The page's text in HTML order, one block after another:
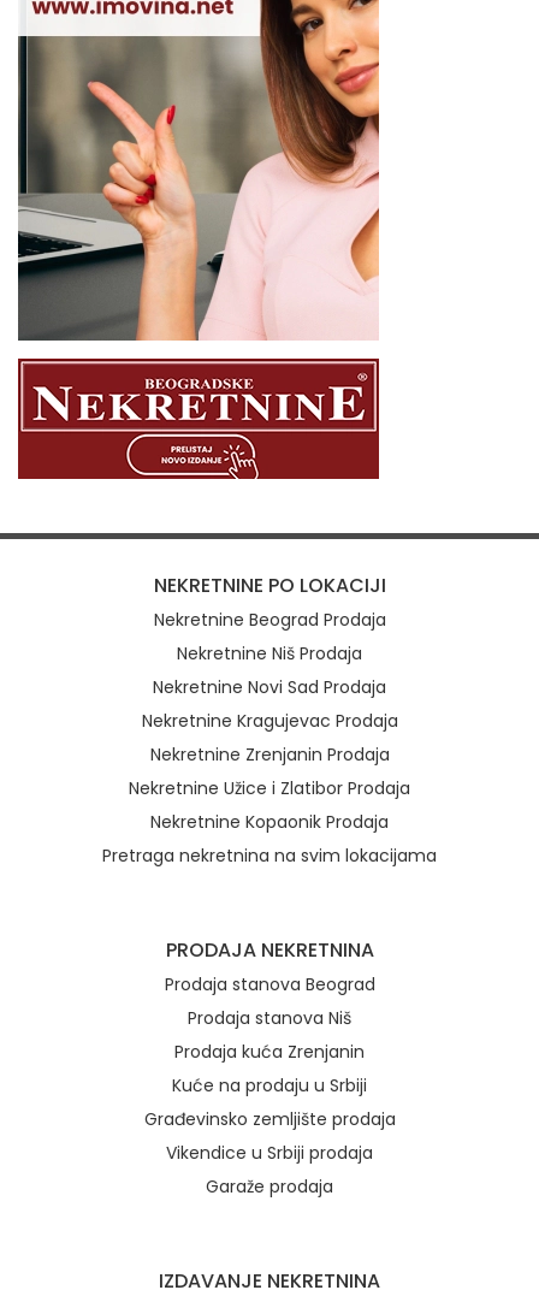
NEKRETNINE PO LOKACIJI
Nekretnine Beograd Prodaja
Nekretnine Niš Prodaja
Nekretnine Novi Sad Prodaja
Nekretnine Kragujevac Prodaja
Nekretnine Zrenjanin Prodaja
Nekretnine Užice i Zlatibor Prodaja
Nekretnine Kopaonik Prodaja
Pretraga nekretnina na svim lokacijama
PRODAJA NEKRETNINA
Prodaja stanova Beograd
Prodaja stanova Niš
Prodaja kuća Zrenjanin
Kuće na prodaju u Srbiji
Građevinsko zemljište prodaja
Vikendice u Srbiji prodaja
Garaže prodaja
IZDAVANJE NEKRETNINA